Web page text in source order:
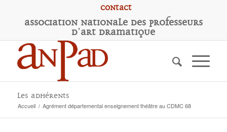
Contact
Association Nationale des Professeurs
d'Art Dramatique
Les adhérents
Accueil / Agrément départemental enseignement théâtre au CDMC 68